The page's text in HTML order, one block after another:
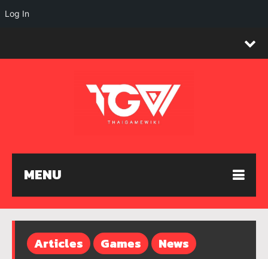
MENU
Articles Games News
Log In